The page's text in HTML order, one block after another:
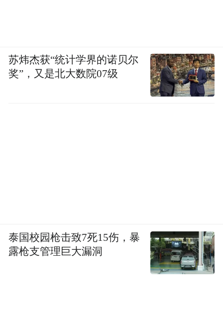
苏炜杰获“统计学界的诺贝尔
奖”，又是北大数院07级
泰国校园枪击致7死15伤，暴
露枪支管理巨大漏洞